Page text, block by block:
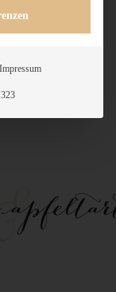
Impressum